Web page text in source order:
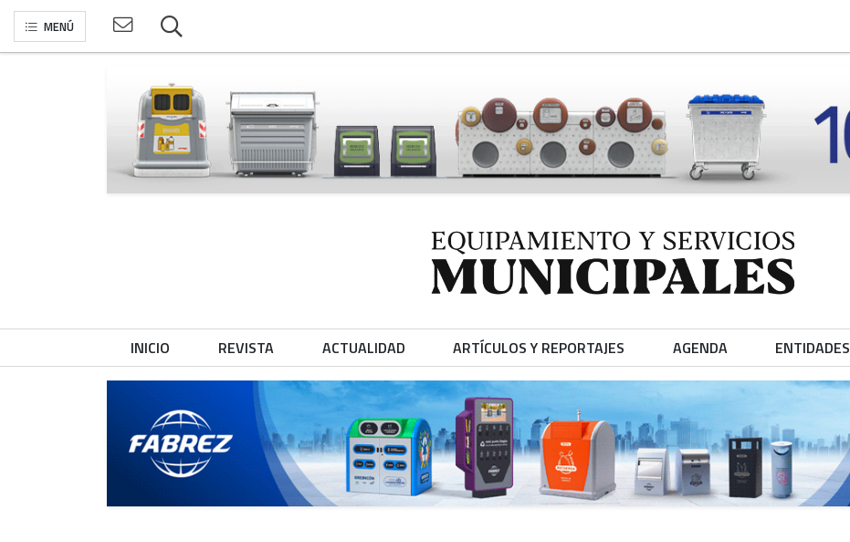
MENÚ
INICIO REVISTA ACTUALIDAD ARTÍCULOS Y REPORTAJES AGENDA ENTIDADES